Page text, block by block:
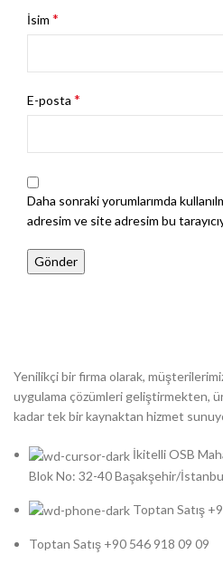
İsim *
E-posta *
Daha sonraki yorumlarımda
adresim ve site adresim bu
Yenilikçi bir firma olarak,
uygulama çözümleri geliştirmekten,
kadar tek bir kaynaktan hizmet
İkitelli OSB
Blok No: 32-40 Başakşehir/
Toptan Satış
Toptan Satış +90 546 918 09 09